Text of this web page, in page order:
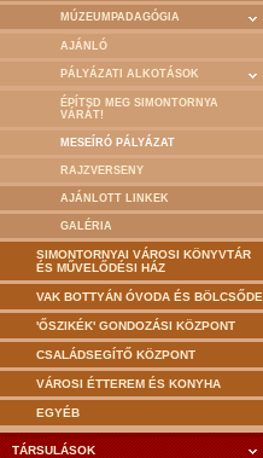
MÚZEUMPADAGÓGIA
AJÁNLÓ
PÁLYÁZATI ALKOTÁSOK
ÉPÍTSD MEG SIMONTORNYA
VÁRÁT!
MESEÍRÓ PÁLYÁZAT
RAJZVERSENY
AJÁNLOTT LINKEK
GALÉRIA
SIMONTORNYAI VÁROSI KÖNYVTÁR
ÉS MŰVELŐDÉSI HÁZ
VAK BOTTYÁN ÓVODA ÉS BÖLCSŐDE
'ŐSZIKÉK' GONDOZÁSI KÖZPONT
CSALÁDSEGÍTŐ KÖZPONT
VÁROSI ÉTTEREM ÉS KONYHA
EGYÉB
TÁRSULÁSOK